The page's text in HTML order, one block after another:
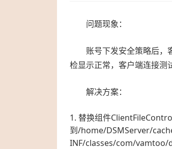
问题现象：
账号下发安全策略后
检显示正常，客户端连接测
解决方案：
替换组件
到/home/DSMServer/
INF/classes/com/